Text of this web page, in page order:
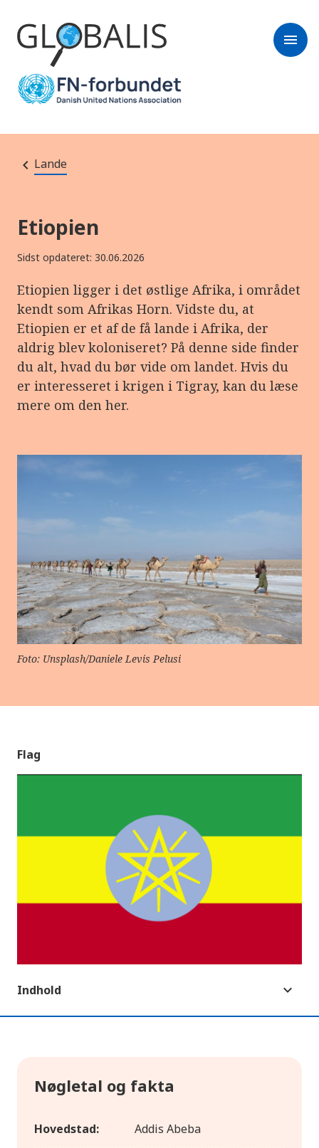
menu
Lande
Etiopien
Sidst opdateret: 30.06.2026
Etiopien ligger i det østlige Afrika, i området
kendt som Afrikas Horn. Vidste du, at
Etiopien er et af de få lande i Afrika, der
aldrig blev koloniseret? På denne side finder
du alt, hvad du bør vide om landet. Hvis du
er interesseret i krigen i Tigray, kan du læse
mere om den her.
Foto: Unsplash/Daniele Levis Pelusi
Flag
Indhold
Nøgletal og fakta
Hovedstad: Addis Abeba